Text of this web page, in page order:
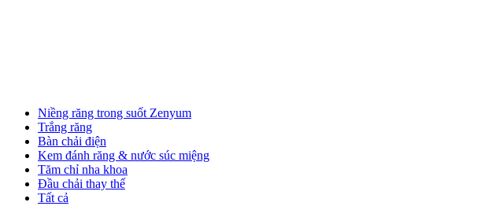
Niềng răng trong suốt Zenyum
Trắng răng
Bàn chải điện
Kem đánh răng & nước súc miệng
Tăm chỉ nha khoa
Đầu chải thay thế
Tất cả